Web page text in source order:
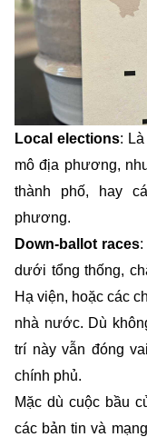
Local elections:
mô địa phương,
thành phố, hay
phương.
Down-ballot races:
dưới tổng thống,
Hạ viện, hoặc các
nhà nước. Dù
trí này vẫn đóng
chính phủ.
Mặc dù cuộc bầu
các bản tin và